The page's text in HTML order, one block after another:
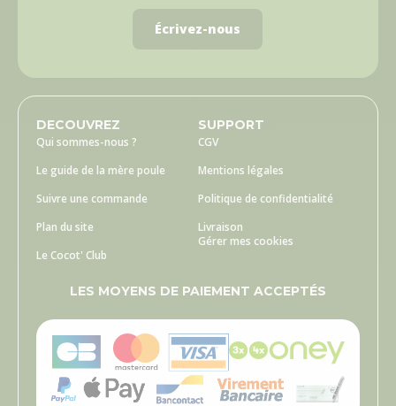
Écrivez-nous
DECOUVREZ
Qui sommes-nous ?
Le guide de la mère poule
Suivre une commande
Plan du site
Le Cocot' Club
SUPPORT
CGV
Mentions légales
Politique de confidentialité
Livraison
Gérer mes cookies
LES MOYENS DE PAIEMENT ACCEPTÉS